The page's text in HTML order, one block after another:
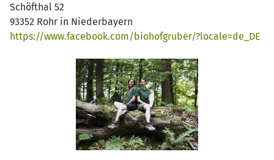
Schöfthal 52
93352 Rohr in Niederbayern
https://www.facebook.com/biohofgruber/?locale=de_DE